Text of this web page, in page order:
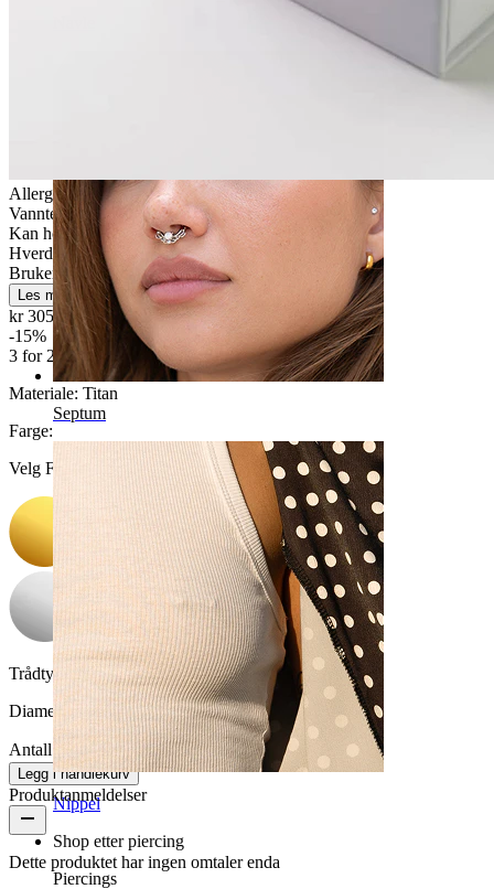
Septum
Nippel
Shop etter piercing
Piercings
Allergivennlig
Vanntett
Kan holde livet ut
Hverdagsbruk
Brukervennligt
Les mer
kr 305,15 kr 359,00
-15%
3 for 2
Materiale: Titan
Farge:
Velg Farge
Trådtykkelse:
1,2 mm
Diameter:
8 mm
Antall: 1
Legg i handlekurv
Produktanmeldelser
Dette produktet har ingen omtaler enda